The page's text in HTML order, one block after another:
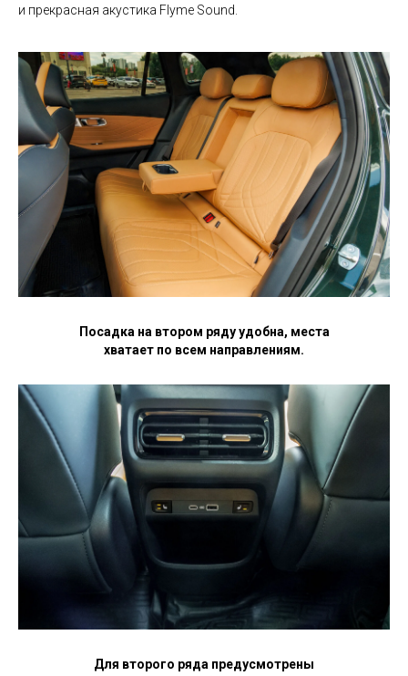
и прекрасная акустика Flyme Sound.
Посадка на втором ряду удобна, места
хватает по всем направлениям.
Для второго ряда предусмотрены